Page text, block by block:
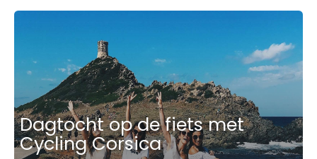
Dagtocht op de fiets met
Cycling Corsica